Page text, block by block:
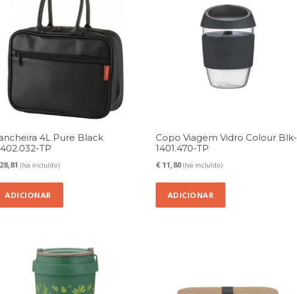
4L Pure Black
TP
28,81 (Iva incluído)
ADICIONAR
Copo Viagem Vidro Colour Blk-
1401.470-TP
€11,80 (Iva incluído)
ADICIONAR